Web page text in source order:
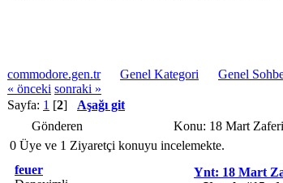
commodore.gen.tr Genel Kategori Genel
« önceki sonraki »
Sayfa: 1 [2] Aşağı git
Gönderen
Konu: 18 Mart
0 Üye ve 1 Ziyaretçi konuyu incelemekte.
feuer
Ynt: 18 Mart